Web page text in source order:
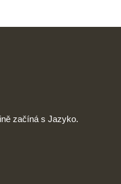
začíná s Jazyko.